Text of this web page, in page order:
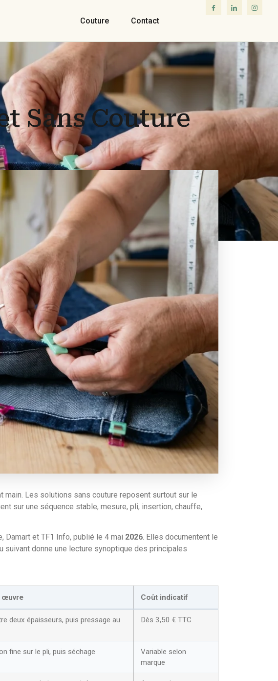
Couture Contact
Sans Couture
main. Les solutions sans couture reposent surtout sur le
sur une séquence stable, mesure, pli, insertion, chauffe,
Damart et TF1 Info, publié le 4 mai 2026. Elles documentent le
donne une lecture synoptique des principales
œuvre Coût indicatif
deux épaisseurs, puis pressage au
Dès 3,50 € TTC
fine sur le pli, puis séchage
Variable selon
marque